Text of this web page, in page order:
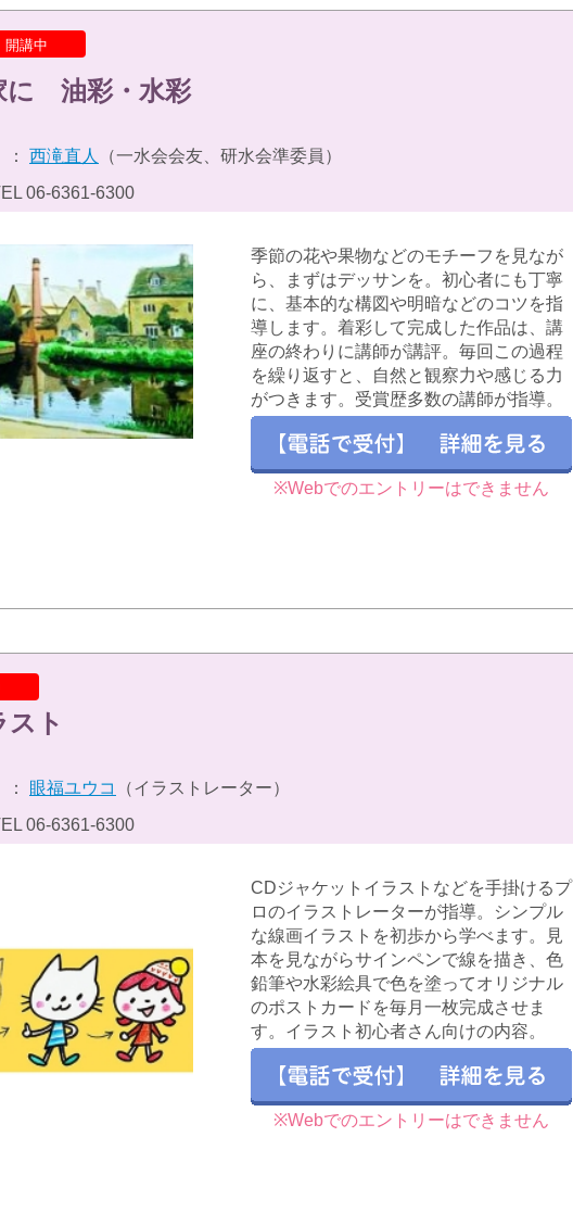
開講中
に 油彩・水彩
： 西滝直人
（一水会会友、研水会準委員）
06-6361-6300
季節の花や果物などのモチーフを見なが
ら、まずはデッサンを。初心者にも丁寧
に、基本的な構図や明暗などのコツを指
導します。着彩して完成した作品は、講
座の終わりに講師が講評。毎回この過程
を繰り返すと、自然と観察力や感じる力
がつきます。受賞歴多数の講師が指導。
※Webでのエントリーはできません
スト
： 眼福ユウコ
（イラストレーター）
06-6361-6300
CDジャケットイラストなどを手掛けるプ
ロのイラストレーターが指導。シンプル
な線画イラストを初歩から学べます。見
本を見ながらサインペンで線を描き、色
鉛筆や水彩絵具で色を塗ってオリジナル
のポストカードを毎月一枚完成させま
す。イラスト初心者さん向けの内容。
※Webでのエントリーはできません